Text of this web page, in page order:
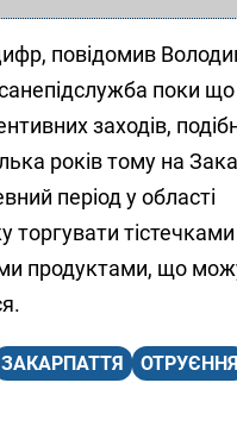
повідомив
поки що
заходів,
років тому на
період у області
торгувати
продуктами, що
ЗАКАРПАТТЯ ОТРУЄННЯ